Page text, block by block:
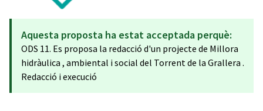
Aquesta proposta ha estat acceptada perquè:
ODS 11. Es proposa la redacció d'un projecte de Millora
hidràulica , ambiental i social del Torrent de la Grallera .
Redacció i execució